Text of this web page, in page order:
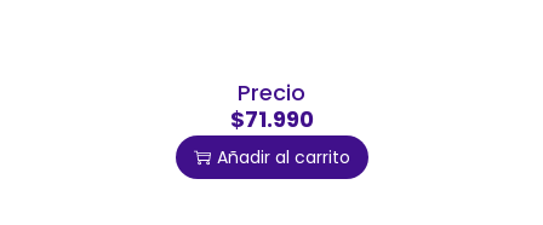
Precio
$71.990
Añadir al carrito